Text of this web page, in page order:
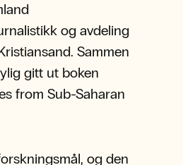
og avdeling
Sammen
gitt ut boken
from Sub-Saharan
og den